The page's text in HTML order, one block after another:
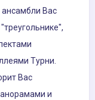
ансамбли Вас
Турни.
Вас
и